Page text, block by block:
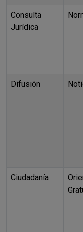
Consulta
Jurídica
Difusión
Ciudadanía